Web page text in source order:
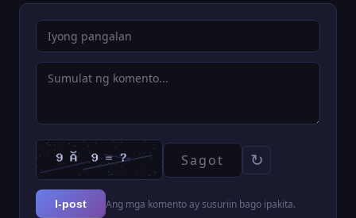
↻
I-post Ang mga komento ay susuriin bago ipakita.